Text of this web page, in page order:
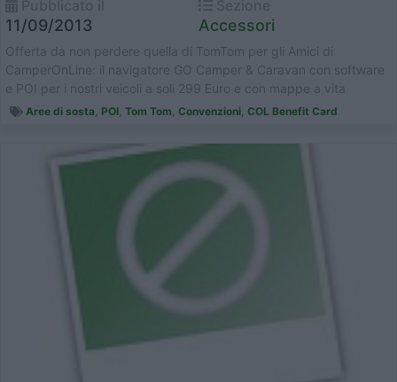
11/09/2013 Accessori
Offerta da non perdere quella di TomTom per gli Amici di
CamperOnLine: il navigatore GO Camper & Caravan con software
e POI per i nostri veicoli a soli 299 Euro e con mappe a vita
LIFETIME per ess...
Aree di sosta, POI, Tom Tom, Convenzioni, COL Benefit Card